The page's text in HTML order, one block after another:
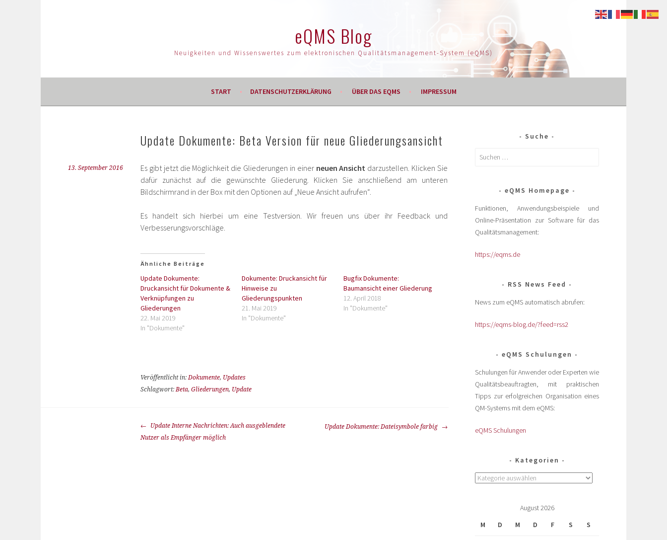
eQMS Blog
Neuigkeiten und Wissenswertes zum elektronischen Qualitätsmanagement-System (eQMS)
START DATENSCHUTZERKLÄRUNG ÜBER DAS EQMS IMPRESSUM
Update Dokumente: Beta Version für neue Gliederungsansicht
13. September 2016 Es gibt jetzt die Möglichkeit die Gliederungen in einer neuen Ansicht darzustellen. Klicken Sie
dafür zunächst auf die gewünschte Gliederung. Klicken Sie anschließend am unteren
Bildschirmrand in der Box mit den Optionen auf „Neue Ansicht aufrufen“.
Es handelt sich hierbei um eine Testversion. Wir freuen uns über ihr Feedback und
Verbesserungsvorschläge.
Ähnliche Beiträge
Update Dokumente:
Druckansicht für Dokumente &
Verknüpfungen zu
Gliederungen
22. Mai 2019
In "Dokumente"
Dokumente: Druckansicht für
Hinweise zu
Gliederungspunkten
21. Mai 2019
In "Dokumente"
Bugfix Dokumente:
Baumansicht einer Gliederung
12. April 2018
In "Dokumente"
Veröffentlicht in:Dokumente, Updates
Schlagwort:Beta, Gliederungen, Update
Update Interne Nachrichten: Auch ausgeblendete
Nutzer als Empfänger möglich
Update Dokumente: Dateisymbole farbig
Suche
eQMS Homepage
Funktionen, Anwendungsbeispiele und
Online-Präsentation zur Software für das
Qualitätsmanagement:
https://eqms.de
RSS News Feed
News zum eQMS automatisch abrufen:
https://eqms-blog.de/?feed=rss2
eQMS Schulungen
Schulungen für Anwender oder Experten wie
Qualitätsbeauftragten, mit praktischen
Tipps zur erfolgreichen Organisation eines
QM-Systems mit dem eQMS:
eQMS Schulungen
Kategorien
August 2026
M
D M D F S S